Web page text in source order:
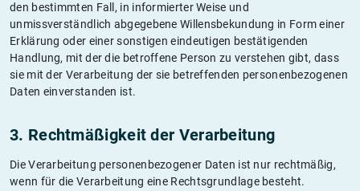
den bestimmten Fall, in informierter Weise und
unmissverständlich abgegebene Willensbekundung in Form einer
Erklärung oder einer sonstigen eindeutigen bestätigenden
Handlung, mit der die betroffene Person zu verstehen gibt, dass
sie mit der Verarbeitung der sie betreffenden personenbezogenen
Daten einverstanden ist.
3. Rechtmäßigkeit der Verarbeitung
Die Verarbeitung personenbezogener Daten ist nur rechtmäßig,
wenn für die Verarbeitung eine Rechtsgrundlage besteht.